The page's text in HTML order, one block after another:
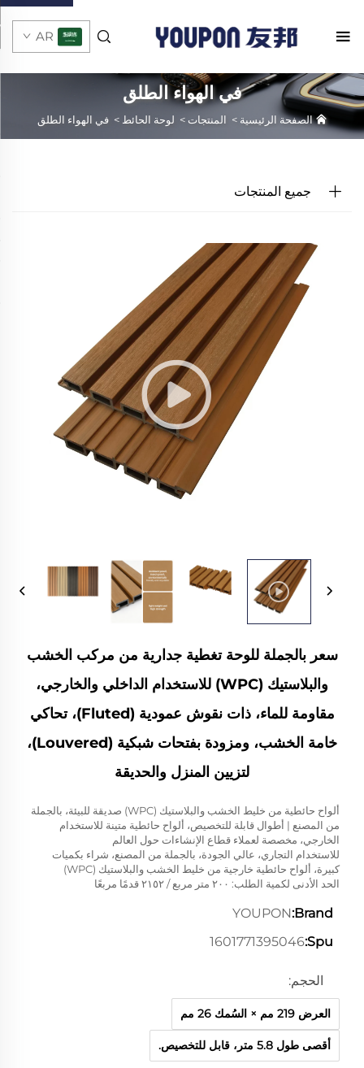
AR
في الهواء الطلق
الصفحة الرئيسية > المنتجات > لوحة الحائط >في الهواء الطلق
جميع المنتجات
سعر بالجملة للوحة تغطية جدارية من مركب الخشب
والبلاستيك (WPC) للاستخدام الداخلي والخارجي،
مقاومة للماء، ذات نقوش عمودية (Fluted)، تحاكي
خامة الخشب، ومزودة بفتحات شبكية (Louvered)،
لتزيين المنزل والحديقة
ألواح حائطية من خليط الخشب والبلاستيك (WPC) صديقة للبيئة، بالجملة
من المصنع | أطوال قابلة للتخصيص، ألواح حائطية متينة للاستخدام
الخارجي، مخصصة لعملاء قطاع الإنشاءات حول العالم
للاستخدام التجاري، عالي الجودة، بالجملة من المصنع، شراء بكميات
كبيرة، ألواح حائطية خارجية من خليط الخشب والبلاستيك (WPC)
الحد الأدنى لكمية الطلب: ٢٠٠ متر مربع / ٢١٥٢ قدمًا مربعًا
Brand:
YOUPON
Spu:
1601771395046
الحجم:
العرض 219 مم × السُمك 26 مم
أقصى طول 5.8 متر، قابل للتخصيص.